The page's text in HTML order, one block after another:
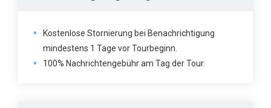
Kostenlose Stornierung bei Benachrichtigung
mindestens 1 Tage vor Tourbeginn.
100% Nachrichtengebühr am Tag der Tour.